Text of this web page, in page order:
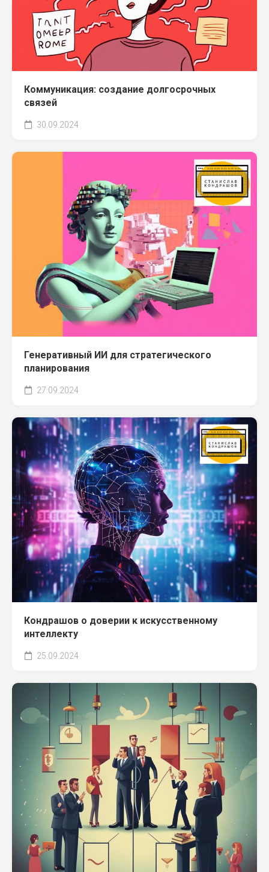
Коммуникация: создание долгосрочных
связей
30.09.2024
Генеративный ИИ для стратегического
планирования
27.09.2024
Кондрашов о доверии к искусственному
интеллекту
25.09.2024